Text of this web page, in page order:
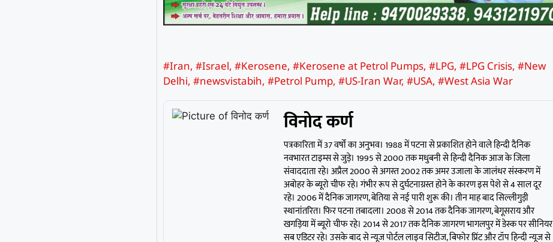
#Iran,#Israel,#Kerosene,#Kerosene at Petrol Pumps,#LPG,#LPG Crisis,#New
Delhi,#newsvistabih,#Petrol Pump,#US-Iran War,#USA,#West Asia War
विनोद कर्ण
पत्रकारिता में 37 वर्षों का अनुभव। 1988 में पटना से प्रकाशित होने वाले हिन्दी दैनिक
नवभारत टाइम्स से जुड़े। 1995 से 2000 तक मधुबनी से हिन्दी दैनिक आज के जिला
संवाददाता रहे। अप्रैल 2000 से अगस्त 2002 तक अमर उजाला के जालंधर संस्करण में
अबोहर के ब्यूरो चीफ रहे। गंभीर रूप से दुर्घटनाग्रस्त होने के कारण इस पेशे से 4 साल दूर
रहे। 2006 में दैनिक जागरण, बेतिया से नई पारी शुरू की। तीन माह बाद सिल्लीगुड़ी
स्थानांतरित। फिर पटना तबादला। 2008 से 2014 तक दैनिक जागरण, बेगूसराय और
खगड़िया में ब्यूरो चीफ रहे। 2014 से 2017 तक दैनिक जागरण भागलपुर में डेस्क पर सीनियर
सब एडिटर रहे। उसके बाद से न्यूज पोर्टल लाइव सिटीज, बिफोर प्रिंट और टॉप हिन्दी न्यूज से